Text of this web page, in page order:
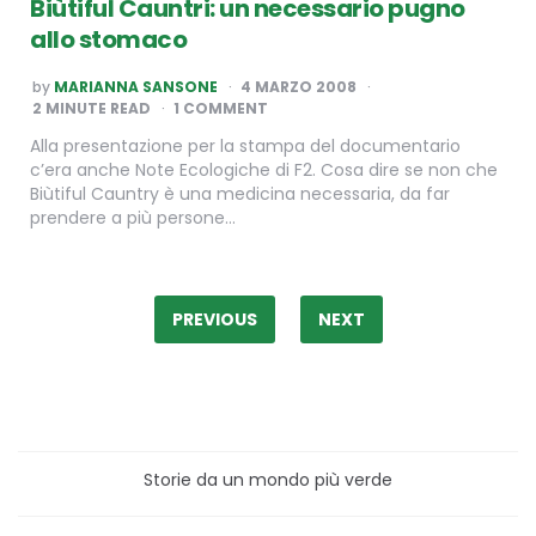
Biùtiful Cauntri: un necessario pugno
allo stomaco
POSTED
BY
by MARIANNA SANSONE
4 MARZO 2008
2 MINUTE READ 1 COMMENT
Alla presentazione per la stampa del documentario
c’era anche Note Ecologiche di F2. Cosa dire se non che
Biùtiful Cauntry è una medicina necessaria, da far
prendere a più persone…
PREVIOUS NEXT
Storie da un mondo più verde